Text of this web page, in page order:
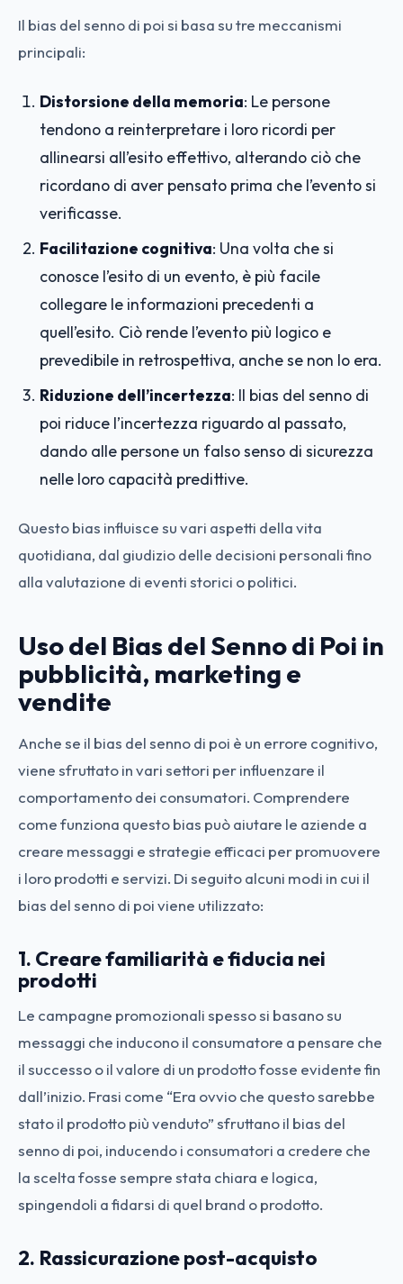
Il bias del senno di poi si basa su tre meccanismi
principali:
Distorsione della memoria: Le persone
tendono a reinterpretare i loro ricordi per
allinearsi all’esito effettivo, alterando ciò che
ricordano di aver pensato prima che l’evento si
verificasse.
Facilitazione cognitiva: Una volta che si
conosce l’esito di un evento, è più facile
collegare le informazioni precedenti a
quell’esito. Ciò rende l’evento più logico e
prevedibile in retrospettiva, anche se non lo era.
Riduzione dell’incertezza: Il bias del senno di
poi riduce l’incertezza riguardo al passato,
dando alle persone un falso senso di sicurezza
nelle loro capacità predittive.
Questo bias influisce su vari aspetti della vita
quotidiana, dal giudizio delle decisioni personali fino
alla valutazione di eventi storici o politici.
Uso del Bias del Senno di Poi in
pubblicità, marketing e
vendite
Anche se il bias del senno di poi è un errore cognitivo,
viene sfruttato in vari settori per influenzare il
comportamento dei consumatori. Comprendere
come funziona questo bias può aiutare le aziende a
creare messaggi e strategie efficaci per promuovere
i loro prodotti e servizi. Di seguito alcuni modi in cui il
bias del senno di poi viene utilizzato:
1. Creare familiarità e fiducia nei
prodotti
Le campagne promozionali spesso si basano su
messaggi che inducono il consumatore a pensare che
il successo o il valore di un prodotto fosse evidente fin
dall’inizio. Frasi come “Era ovvio che questo sarebbe
stato il prodotto più venduto” sfruttano il bias del
senno di poi, inducendo i consumatori a credere che
la scelta fosse sempre stata chiara e logica,
spingendoli a fidarsi di quel brand o prodotto.
2. Rassicurazione post-acquisto